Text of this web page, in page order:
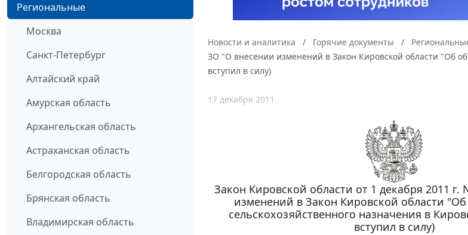
Региональные
Москва
Санкт-Петербург
Алтайский край
Амурская область
Архангельская область
Астраханская область
Белгородская область
Брянская область
Владимирская область
Новости и аналитика Горячие документы
ЗО "О внесении изменений в Закон Кировской области "Об
вступил в силу)
17 декабря 2011
Закон Кировской области от 1 декабря 2011
изменений в Закон Кировской области
сельскохозяйственного назначения в
вступил в силу)